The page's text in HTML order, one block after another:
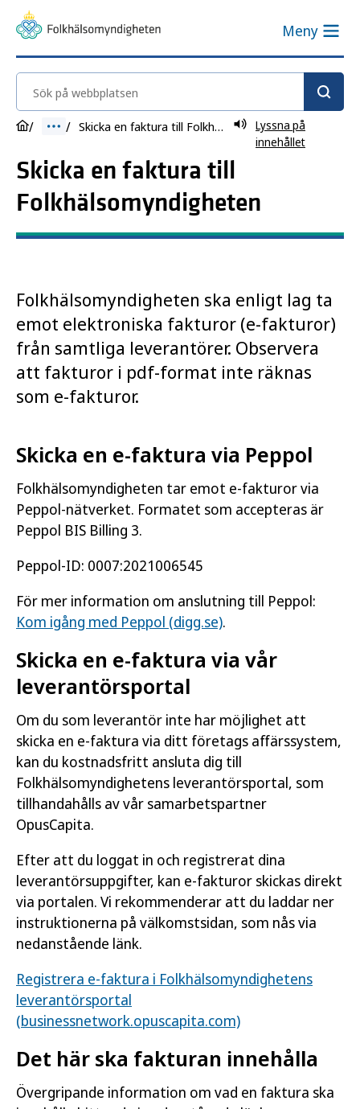
Meny
Sök på webbplatsen
Skicka en faktura till Folkhälsomyndigheten
Lyssna på
innehållet
Skicka en faktura till
Folkhälsomyndigheten
Folkhälsomyndigheten ska enligt lag ta
emot elektroniska fakturor (e-fakturor)
från samtliga leverantörer. Observera
att fakturor i pdf-format inte räknas
som e-fakturor.
Skicka en e-faktura via Peppol
Folkhälsomyndigheten tar emot e-fakturor via
Peppol-nätverket. Formatet som accepteras är
Peppol BIS Billing 3.
Peppol-ID: 0007:2021006545
För mer information om anslutning till Peppol:
Kom igång med Peppol (digg.se).
Skicka en e-faktura via vår
leverantörsportal
Om du som leverantör inte har möjlighet att
skicka en e-faktura via ditt företags affärssystem,
kan du kostnadsfritt ansluta dig till
Folkhälsomyndighetens leverantörsportal, som
tillhandahålls av vår samarbetspartner
OpusCapita.
Efter att du loggat in och registrerat dina
leverantörsuppgifter, kan e-fakturor skickas direkt
via portalen. Vi rekommenderar att du laddar ner
instruktionerna på välkomstsidan, som nås via
nedanstående länk.
Registrera e-faktura i Folkhälsomyndighetens
leverantörsportal
(businessnetwork.opuscapita.com)
Det här ska fakturan innehålla
Övergripande information om vad en faktura ska